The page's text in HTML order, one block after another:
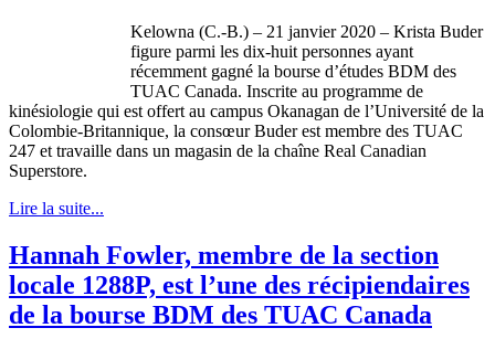
Kelowna (C.-B.) – 21 janvier 2020 – Krista Buder
figure parmi les dix-huit personnes ayant
récemment gagné la bourse d’études BDM des
TUAC Canada. Inscrite au programme de
kinésiologie qui est offert au campus Okanagan de l’Université de la
Colombie-Britannique, la consœur Buder est membre des TUAC
247 et travaille dans un magasin de la chaîne Real Canadian
Superstore.
Lire la suite...
Hannah Fowler, membre de la section
locale 1288P, est l’une des récipiendaires
de la bourse BDM des TUAC Canada